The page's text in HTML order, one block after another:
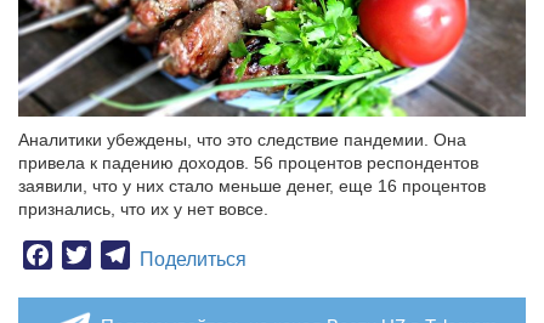
Аналитики убеждены, что это следствие пандемии. Она
привела к падению доходов. 56 процентов респондентов
заявили, что у них стало меньше денег, еще 16 процентов
признались, что их у нет вовсе.
Facebook
TwitterTelegram
Поделиться